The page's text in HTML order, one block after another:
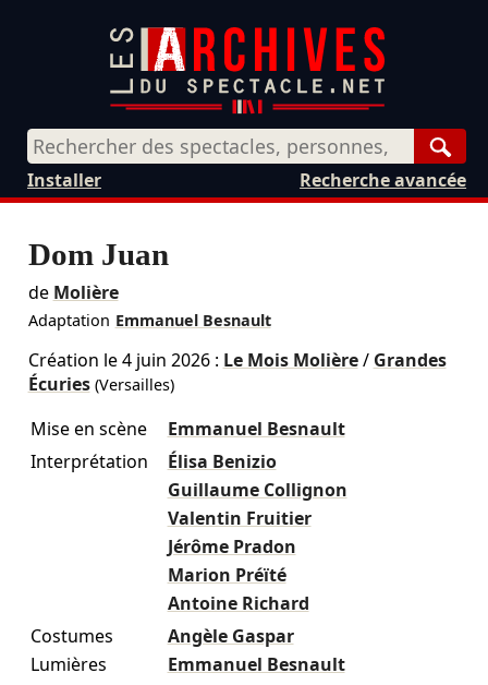
Recherche avancée
Installer
Dom Juan
de Molière
Adaptation Emmanuel Besnault
Création le4 juin 2026: Le Mois Molière/ Grandes
Écuries(Versailles)
Mise en scène
Emmanuel Besnault
Interprétation
Élisa Benizio
Guillaume Collignon
Valentin Fruitier
Jérôme Pradon
Marion Préïté
Antoine Richard
Costumes
Angèle Gaspar
Lumières
Emmanuel Besnault